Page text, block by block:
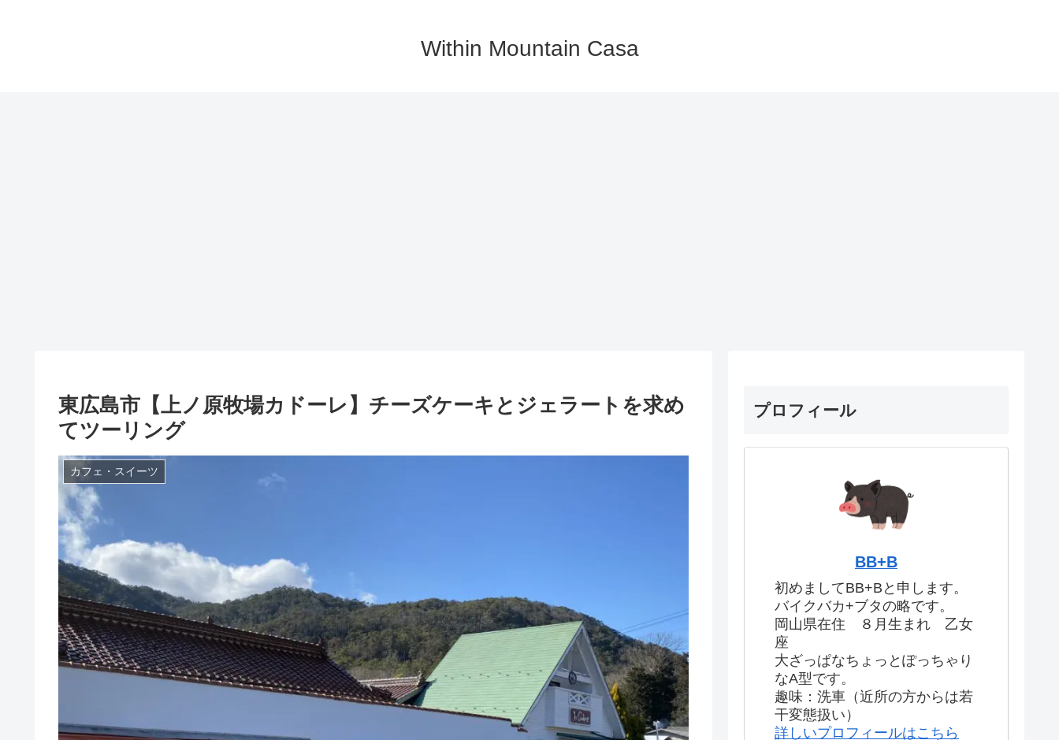
Within Mountain Casa
東広島市【上ノ原牧場カドーレ】チーズケーキとジェラートを求め
てツーリング
カフェ・スイーツ
プロフィール
BB+B
初めましてBB+Bと申します。
バイクバカ+ブタの略です。
岡山県在住 ８月生まれ 乙女
座
大ざっぱなちょっとぽっちゃり
なA型です。
趣味：洗車（近所の方からは若
干変態扱い）
詳しいプロフィールはこちら